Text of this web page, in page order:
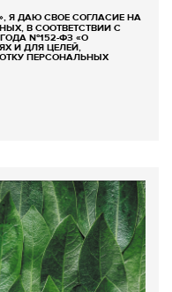
Я ДАЮ СВОЕ СОГЛАСИЕ НА
В СООТВЕТСТВИИ С
№152-ФЗ «О
И ДЛЯ ЦЕЛЕЙ,
ПЕРСОНАЛЬНЫХ